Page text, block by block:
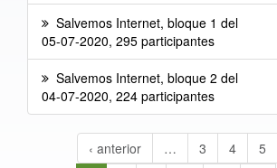
Salvemos Internet, bloque 1 del
05-07-2020, 295 participantes
Salvemos Internet, bloque 2 del
04-07-2020, 224 participantes
‹ anterior … 3 4 5